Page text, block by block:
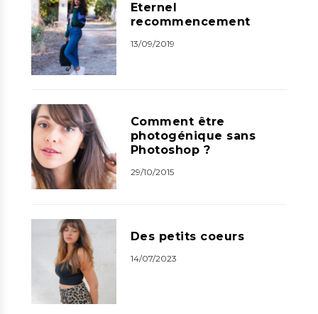
Eternel
recommencement
13/09/2019
Comment être
photogénique sans
Photoshop ?
29/10/2015
Des petits coeurs
14/07/2023